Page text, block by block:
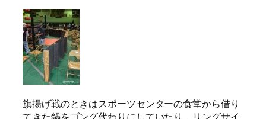
旗揚げ戦のときはスポーツセンターの食堂から借り